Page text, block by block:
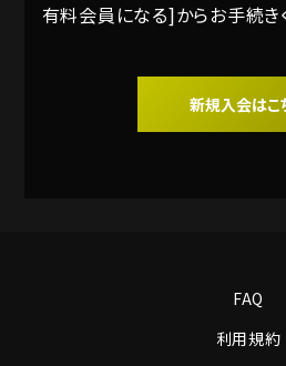
有料会員になる]からお手続き
新規入会はこ
FAQ
利用規約